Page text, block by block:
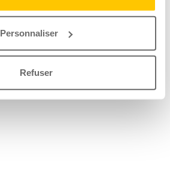
Personnaliser
Refuser